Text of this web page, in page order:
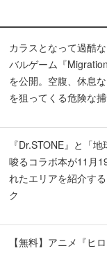
カラスとなって過酷
バルゲーム『
を公開。空腹、休息
を狙ってくる危険な
『Dr.STONE』と「
唆るコラボ本が11月
れたエリアを紹介す
ク
【無料】アニメ『ヒ